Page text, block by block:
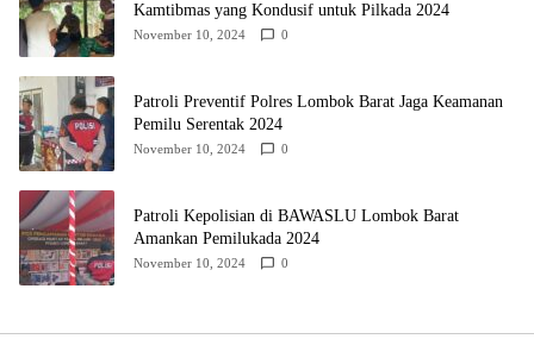
Kamtibmas yang Kondusif untuk Pilkada 2024
November 10, 2024 0
Patroli Preventif Polres Lombok Barat Jaga Keamanan
Pemilu Serentak 2024
November 10, 2024 0
Patroli Kepolisian di BAWASLU Lombok Barat
Amankan Pemilukada 2024
November 10, 2024 0